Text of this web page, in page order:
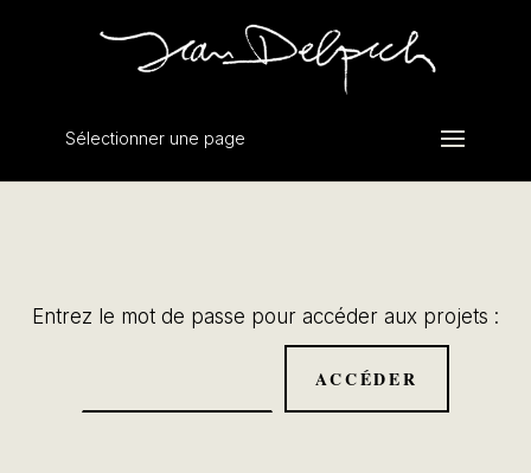
Sélectionner une page
Entrez le mot de passe pour accéder aux projets :